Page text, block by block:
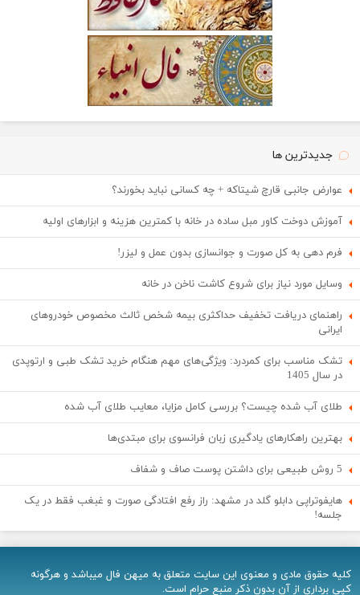
جدیدترین ها
عوارض جانبی قارچ شیتاکه + چه کسانی نباید بخورند؟
آموزش دوخت کاور مبل ساده در خانه با کمترین هزینه و ابزارهای اولیه
فرم دهی به کل صورت و جوانسازی بدون عمل و لیزر!
وسایل مورد نیاز برای شروع کاشت ناخن در خانه
راهنمای دریافت تخفیف حداکثری بیمه شخص ثالث مخصوص خودروهای
ایرانی
تشک مناسب برای کمردرد: ویژگی‌های مهم هنگام خرید تشک طبی و ارتوپدی
در سال 1405
طلای آب شده چیست؟ بررسی کامل مزایا، معایب طلای آب شده
بهترین راهکارهای یادگیری زبان فرانسوی برای مبتدی‌ها
5 روش طبیعی برای داشتن پوست صاف و شفاف
هایفوتراپی دابلو گلد در مشهد: راز رفع افتادگی صورت و غبغب فقط در یک
جلسه!
کلیه حقوق مادی و معنوی اين سایت متعلق به میهن فال میباشد و هرگونه
کپی برداری از آن بدون ذکر منبع حرام است.